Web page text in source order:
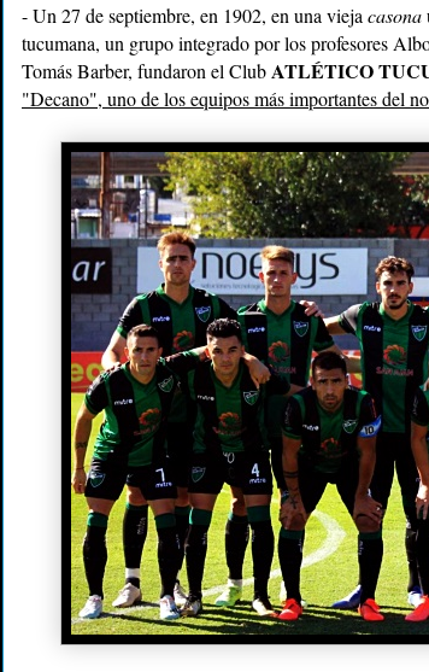
- Un 27 de septiembre, en 1902, en una vieja casona
tucumana, un grupo integrado por los profesores
Tomás Barber, fundaron el Club ATLÉTICO
"Decano", uno de los equipos más importantes del